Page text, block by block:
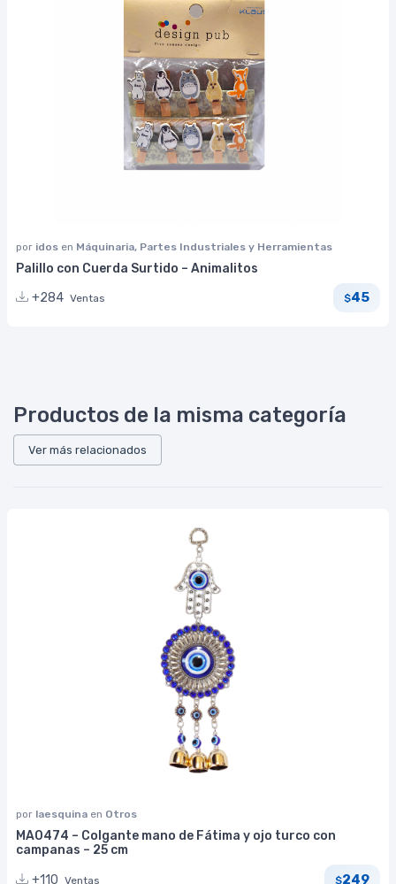
por idos en Máquinaria, Partes Industriales y Herramientas
Palillo con Cuerda Surtido – Animalitos
+284 Ventas $45
Productos de la misma categoría
Ver más relacionados
por laesquina en Otros
MA0474 – Colgante mano de Fátima y ojo turco con
campanas – 25 cm
+110 Ventas $249